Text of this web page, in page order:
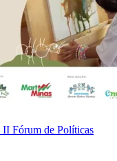
II Fórum de Políticas